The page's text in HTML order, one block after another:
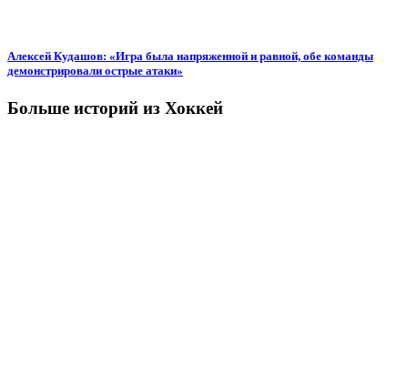
Алексей Кудашов: «Игра была напряженной и равной, обе команды
демонстрировали острые атаки»
Больше историй из Хоккей